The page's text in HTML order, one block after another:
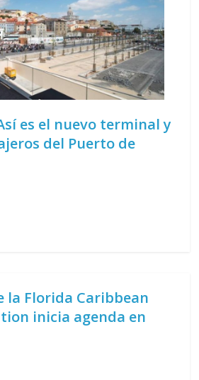
es el nuevo terminal y
del Puerto de
la Florida Caribbean
inicia agenda en